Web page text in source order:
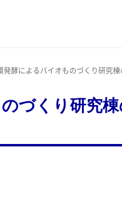
発酵によるバイオものづくり研
のづくり研